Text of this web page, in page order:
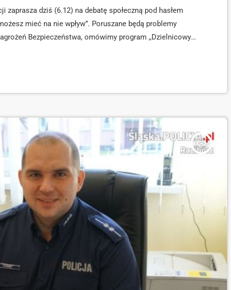
dziś (6.12) na debatę społeczną pod hasłem
mieć na nie wpływ”. Poruszane będą problemy
Bezpieczeństwa, omówimy program ,,Dzielnicowy
aplikacji ,,Moja Komenda'. Debata odbędzie się w godz.
insert_link